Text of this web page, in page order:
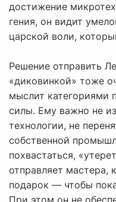
достижение
гения, он видит
царской воли,
Решение отправить
«диковинкой» тоже
мыслит категориями
силы. Ему важно не
технологии, не
собственной
похвастаться,
отправляет мастера,
подарок — чтобы